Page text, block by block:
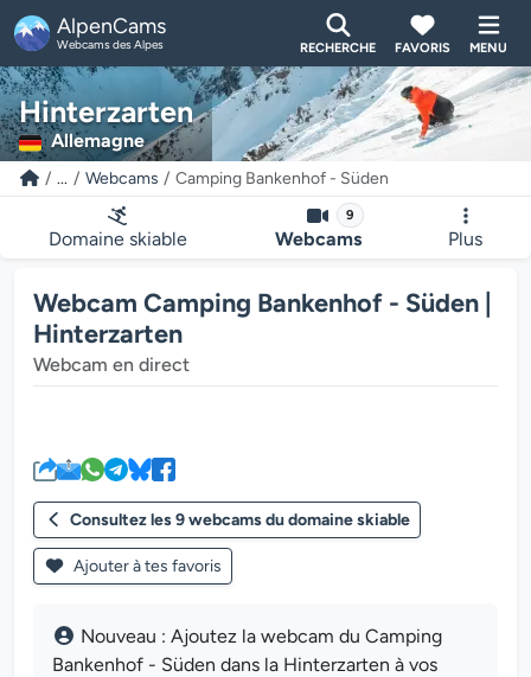
AlpenCams
Webcams des Alpes RECHERCHE FAVORIS MENU
Hinterzarten
Allemagne
... Webcams Camping Bankenhof - Süden
Domaine skiable
9
Webcams Plus
Webcam Camping Bankenhof - Süden |
Hinterzarten
Webcam en direct
Consultez les 9 webcams du domaine skiable
Ajouter à tes favoris
Nouveau : Ajoutez la webcam du Camping
Bankenhof - Süden dans la Hinterzarten à vos